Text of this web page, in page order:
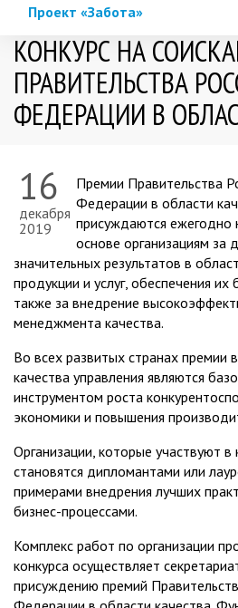
Проект «Забота»
КОНКУРС НА
ПРАВИТЕЛЬСТВА
ФЕДЕРАЦИИ В
16
декабря
2019
Премии Правительства
Федерации в области
присуждаются ежегодно
основе организациям за
значительных результатов в
продукции и услуг, обеспечения их
также за внедрение
менеджмента качества.
Во всех развитых странах премии
качества управления являются
инструментом роста
экономики и повышения
Организации, которые участвуют в
становятся дипломантами или
примерами внедрения лучших
бизнес-процессами.
Комплекс работ по организации
конкурса осуществляет
присуждению премий